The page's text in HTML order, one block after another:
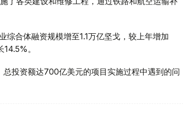
合体融资规模增至1.1万亿坚戈，较上年增加
。
投资额达700亿美元的项目实施过程中遇到的问